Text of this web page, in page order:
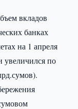
вкладов
банках
на 1 апреля
увеличился по